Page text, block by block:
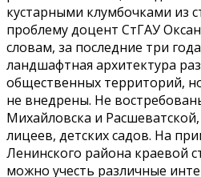
кустарными клумбочками из
проблему доцент СтГАУ
словам, за последние три
ландшафтная архитектура
общественных территорий,
не внедрены. Не
Михайловска и
лицеев, детских садов. На
Ленинского района краевой
можно учесть различные